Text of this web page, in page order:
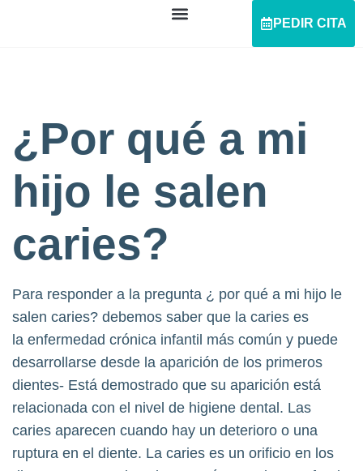
PEDIR CITA
¿Por qué a mi
hijo le salen
caries?
Para responder a la pregunta ¿ por qué a mi hijo le
salen caries? debemos saber que la caries es
la enfermedad crónica infantil más común y puede
desarrollarse desde la aparición de los primeros
dientes- Está demostrado que su aparición está
relacionada con el nivel de higiene dental. Las
caries aparecen cuando hay un deterioro o una
ruptura en el diente. La caries es un orificio en los